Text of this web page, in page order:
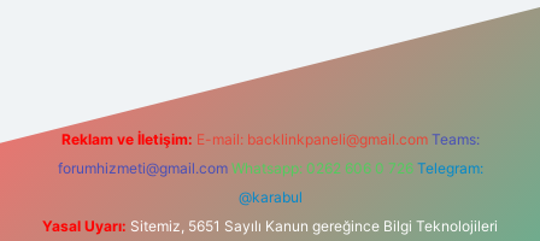
Reklam ve İletişim: E-mail: backlinkpaneli@gmail.com Teams:
forumhizmeti@gmail.com Whatsapp: 0262 606 0 726 Telegram:
@karabul
Yasal Uyarı: Sitemiz, 5651 Sayılı Kanun gereğince Bilgi Teknolojileri